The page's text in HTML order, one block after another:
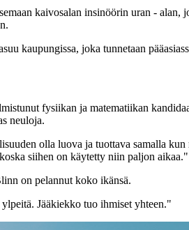
kaivosalan insinöörin uran -
kaupungissa, joka tunnetaan
fysiikan ja matematiikan
neuloja.
olla luova ja tuottava samalla
siihen on käytetty niin paljon aikaa."
on pelannut koko ikänsä.
Jääkiekko tuo ihmiset yhteen."